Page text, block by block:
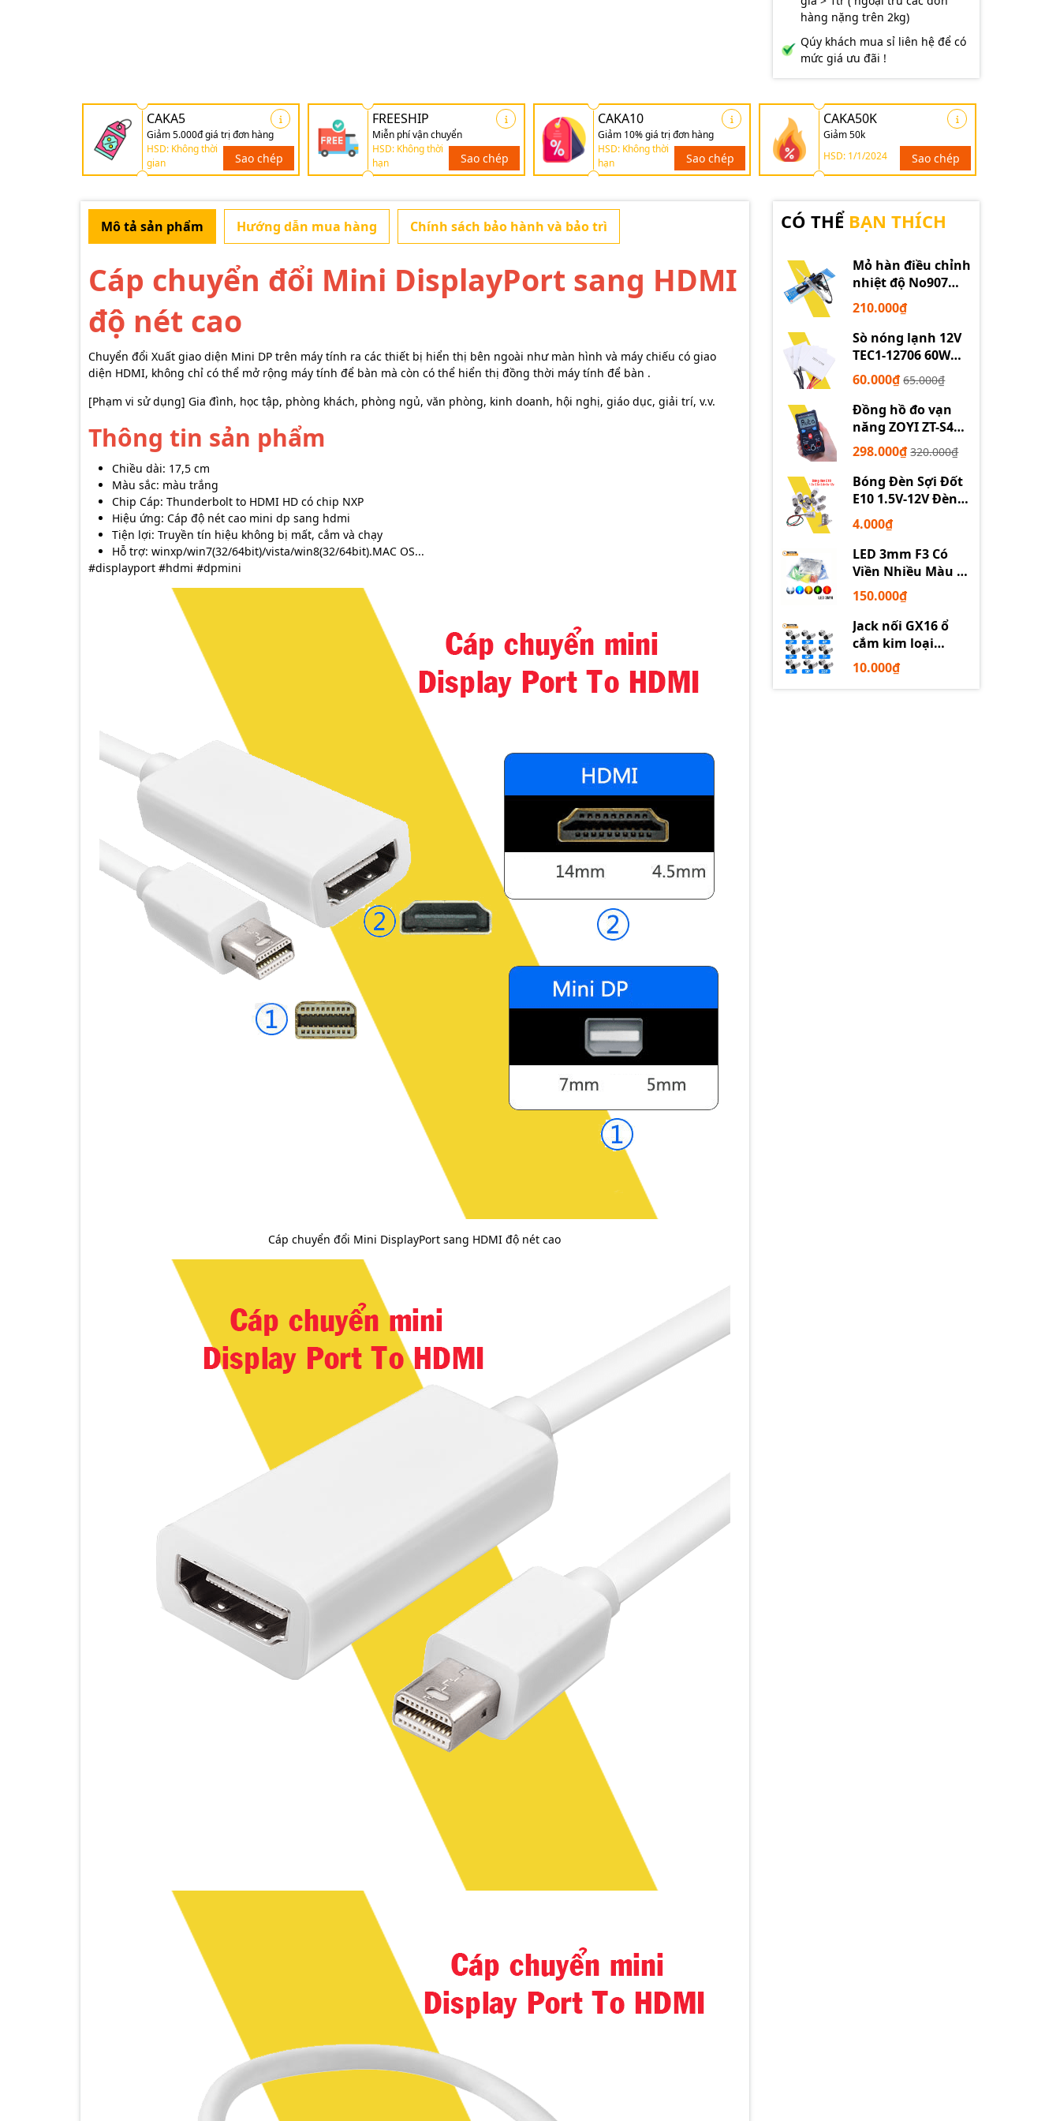
hàng nặng trên 2kg)
Qúy khách mua sỉ liên hệ để có
mức giá ưu đãi !
CAKA5
Giảm 5.000đ giá trị đơn hàng
HSD: Không thời
gian
Sao chép
FREESHIP
Miễn phí vận chuyển
HSD: Không thời
hạn
Sao chép
CAKA10
Giảm 10% giá trị đơn hàng
HSD: Không thời
hạn
Sao chép
CAKA50K
Giảm 50k
HSD: 1/1/2024
Sao chép
Mô tả sản phẩm Hướng dẫn mua hàng Chính sách bảo hành và bảo trì
Cáp chuyển đổi Mini DisplayPort sang HDMI
độ nét cao
Chuyển đổi Xuất giao diện Mini DP trên máy tính ra các thiết bị hiển thị bên ngoài như màn hình và máy chiếu có giao
diện HDMI, không chỉ có thể mở rộng máy tính để bàn mà còn có thể hiển thị đồng thời máy tính để bàn .
[Phạm vi sử dụng] Gia đình, học tập, phòng khách, phòng ngủ, văn phòng, kinh doanh, hội nghị, giáo dục, giải trí, v.v.
Thông tin sản phẩm
Chiều dài: 17,5 cm
Màu sắc: màu trắng
Chip Cáp: Thunderbolt to HDMI HD có chip NXP
Hiệu ứng: Cáp độ nét cao mini dp sang hdmi
Tiện lợi: Truyền tín hiệu không bị mất, cắm và chạy
Hỗ trợ: winxp/win7(32/64bit)/vista/win8(32/64bit).MAC OS...
#displayport #hdmi #dpmini
Cáp chuyển đổi Mini DisplayPort sang HDMI độ nét cao
CÓ THỂ BẠN THÍCH
Mỏ hàn điều chỉnh
nhiệt độ No907
60W 220V loại tốt
210.000₫
Sò nóng lạnh 12V
TEC1-12706 60W
12710 100W 12715
150W
60.000₫ 65.000₫
Đồng hồ đo vạn
năng ZOYI ZT-S4
tự động
298.000₫ 320.000₫
Bóng Đèn Sợi Đốt
E10 1.5V-12V Đèn
Thí Nghiệm STEM
4.000₫
LED 3mm F3 Có
Viền Nhiều Màu –
Trắng Đỏ Xanh
Dương Lục Vàng
150.000₫
Jack nối GX16 ổ
cắm kim loại
2/3/4/5/6P chuyên
dụng
10.000₫